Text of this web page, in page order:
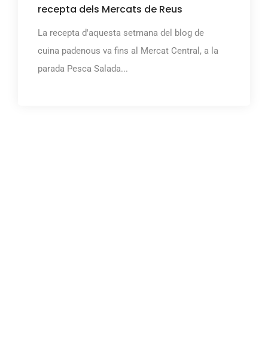
recepta dels Mercats de Reus
La recepta d'aquesta setmana del blog de
cuina padenous va fins al Mercat Central, a la
parada Pesca Salada...